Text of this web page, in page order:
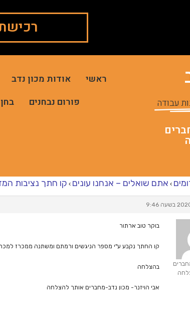
עבודה
ראשי אודות מכון נדב
פורום נבחנים
› אתם שואלים – אנחנו עונים › קו חתך נציבות
בוקר טוב ארתור
קו החתך נקבע ע"י מספר הניגשים ורמתם ומשתנה ממכרז
בהצלחה
אבי הויזנר- מכון נדב-מחברים אותך להצלחה